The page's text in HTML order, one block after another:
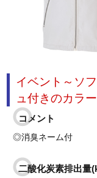
イベント～ソ
ュ付きのカラ
コメント
◎消臭ネーム付
二酸化炭素排出量